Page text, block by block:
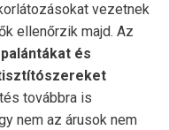
vezetnek
ellenőrzik majd. Az
és
továbbra is
nem az árusok nem